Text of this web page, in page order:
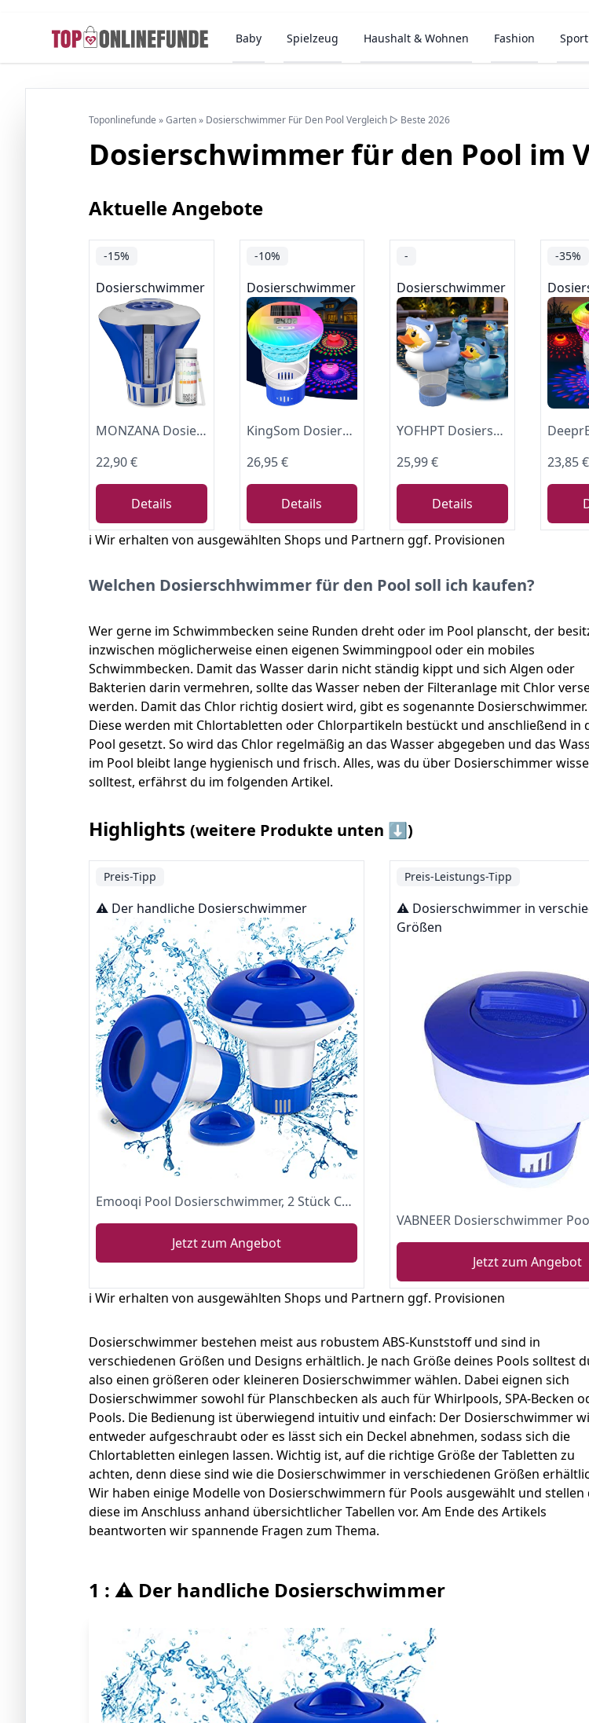
Baby Spielzeug Haushalt & Wohnen Fashion
Toponlinefunde »Garten» Dosierschwimmer Für Den Pool Vergleich ▷ Beste 2026
Dosierschwimmer für den Pool im
Aktuelle Angebote
-15%
Dosierschwimmer
MONZANA Dosierschwimmer Pool für 20-200g Tabletten
22,90 €
Details
-10%
Dosierschwimmer
KingSom Dosierschwimmer Pool mit Thermometer,Digitaler Bildschirm Chlordosierer für Pool,Solar Dosierschwimmer mit Lichter,Tastersteuerung Pool Chlor Dosierer groß,Einstellbare Freigabe Chlorspender
26,95 €
Details
-
Dosierschwimmer
YOFHPT Dosierschwimmer Pool, Chlordosierer für Pool für 1" Chlortabletten, Pool Schwimmer für Chlortabletten mit Poolbeleuchtung Solar, Po-ol Chlor Dosierer, Schwimmende Solarleuchten
25,99 €
Details
-35%
23,85 €
ℹ️ Wir erhalten von ausgewählten Shops und Partnern ggf. Provisionen
Welchen Dosierschhwimmer für den Pool soll ich kaufen?
Wer gerne im Schwimmbecken seine Runden dreht oder im Pool planscht, der
inzwischen möglicherweise einen eigenen Swimmingpool oder ein mobiles
Schwimmbecken. Damit das Wasser darin nicht ständig kippt und sich Algen oder
Bakterien darin vermehren, sollte das Wasser neben der Filteranlage mit Chlor
werden. Damit das Chlor richtig dosiert wird, gibt es sogenannte Dosierschwimmer.
Diese werden mit Chlortabletten oder Chlorpartikeln bestückt und anschließend in
Pool gesetzt. So wird das Chlor regelmäßig an das Wasser abgegeben und das
im Pool bleibt lange hygienisch und frisch. Alles, was du über Dosierschimmer
solltest, erfährst du im folgenden Artikel.
Highlights (weitere Produkte unten ⬇️)
Preis-Tipp
⚠️ Der handliche Dosierschwimmer
Emooqi Pool Dosierschwimmer, 2 Stück Chlor Dosierschwimmer, 12 cm Schwimmender Chlorspender mit Einstellbare Belüftungsöffnungen Chemikalien-Spender für Pool und Spas
Jetzt zum Angebot
Preis-Leistungs-Tipp
⚠️ Dosierschwimmer in
Größen
Jetzt zum Angebot
ℹ️ Wir erhalten von ausgewählten Shops und Partnern ggf. Provisionen
Dosierschwimmer bestehen meist aus robustem ABS-Kunststoff und sind in
verschiedenen Größen und Designs erhältlich. Je nach Größe deines Pools solltest
also einen größeren oder kleineren Dosierschwimmer wählen. Dabei eignen sich
Dosierschwimmer sowohl für Planschbecken als auch für Whirlpools, SPA-Becken
Pools. Die Bedienung ist überwiegend intuitiv und einfach: Der Dosierschwimmer
entweder aufgeschraubt oder es lässt sich ein Deckel abnehmen, sodass sich die
Chlortabletten einlegen lassen. Wichtig ist, auf die richtige Größe der Tabletten zu
achten, denn diese sind wie die Dosierschwimmer in verschiedenen Größen
Wir haben einige Modelle von Dosierschwimmern für Pools ausgewählt und stellen
diese im Anschluss anhand übersichtlicher Tabellen vor. Am Ende des Artikels
beantworten wir spannende Fragen zum Thema.
1 : ⚠️ Der handliche Dosierschwimmer